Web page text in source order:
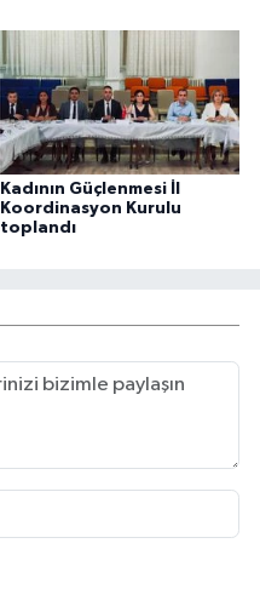
Kadının Güçlenmesi İl
Koordinasyon Kurulu
toplandı